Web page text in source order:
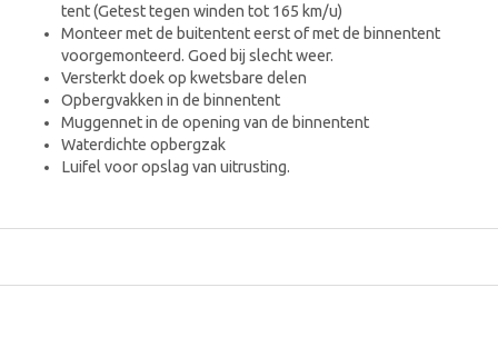
tent (Getest tegen winden tot 165 km/u)
Monteer met de buitentent eerst of met de binnentent
voorgemonteerd. Goed bij slecht weer.
Versterkt doek op kwetsbare delen
Opbergvakken in de binnentent
Muggennet in de opening van de binnentent
Waterdichte opbergzak
Luifel voor opslag van uitrusting.